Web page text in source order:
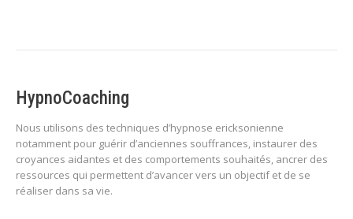
HypnoCoaching
Nous utilisons des techniques d’hypnose ericksonienne
notamment pour guérir d’anciennes souffrances, instaurer des
croyances aidantes et des comportements souhaités, ancrer des
ressources qui permettent d’avancer vers un objectif et de se
réaliser dans sa vie.